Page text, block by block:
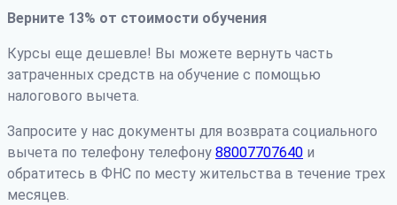
Верните 13% от стоимости обучения
Курсы еще дешевле! Вы можете вернуть часть
затраченных средств на обучение с помощью
налогового вычета.
Запросите у нас документы для возврата социального
вычета по телефону телефону 88007707640 и
обратитесь в ФНС по месту жительства в течение трех
месяцев.